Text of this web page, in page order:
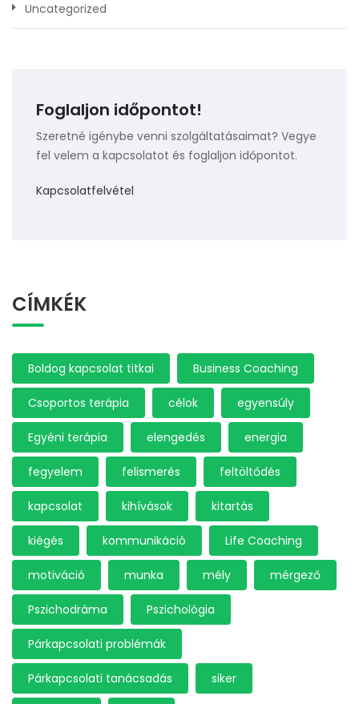
Uncategorized
Foglaljon időpontot!
Szeretné igénybe venni szolgáltatásaimat? Vegye
fel velem a kapcsolatot és foglaljon időpontot.
Kapcsolatfelvétel
CÍMKÉK
Boldog kapcsolat titkai Business Coaching
Csoportos terápia célok egyensúly
Egyéni terápia elengedés energia
fegyelem felismerés feltöltődés
kapcsolat kihívások kitartás
kiégés kommunikáció Life Coaching
motiváció munka mély mérgező
Pszichodráma Pszichológia
Párkapcsolati problémák
Párkapcsolati tanácsadás siker